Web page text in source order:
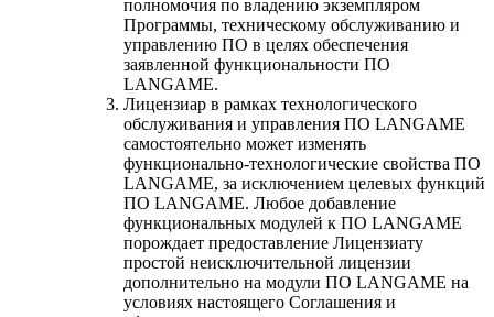
полномочия по владению экземпляром
Программы, техническому обслуживанию и
управлению ПО в целях обеспечения
заявленной функциональности ПО
LANGAME.
Лицензиар в рамках технологического
обслуживания и управления ПО LANGAME
самостоятельно может изменять
функционально-технологические свойства ПО
LANGAME, за исключением целевых функций
ПО LANGAME. Любое добавление
функциональных модулей к ПО LANGAME
порождает предоставление Лицензиату
простой неисключительной лицензии
дополнительно на модули ПО LANGAME на
условиях настоящего Соглашения и